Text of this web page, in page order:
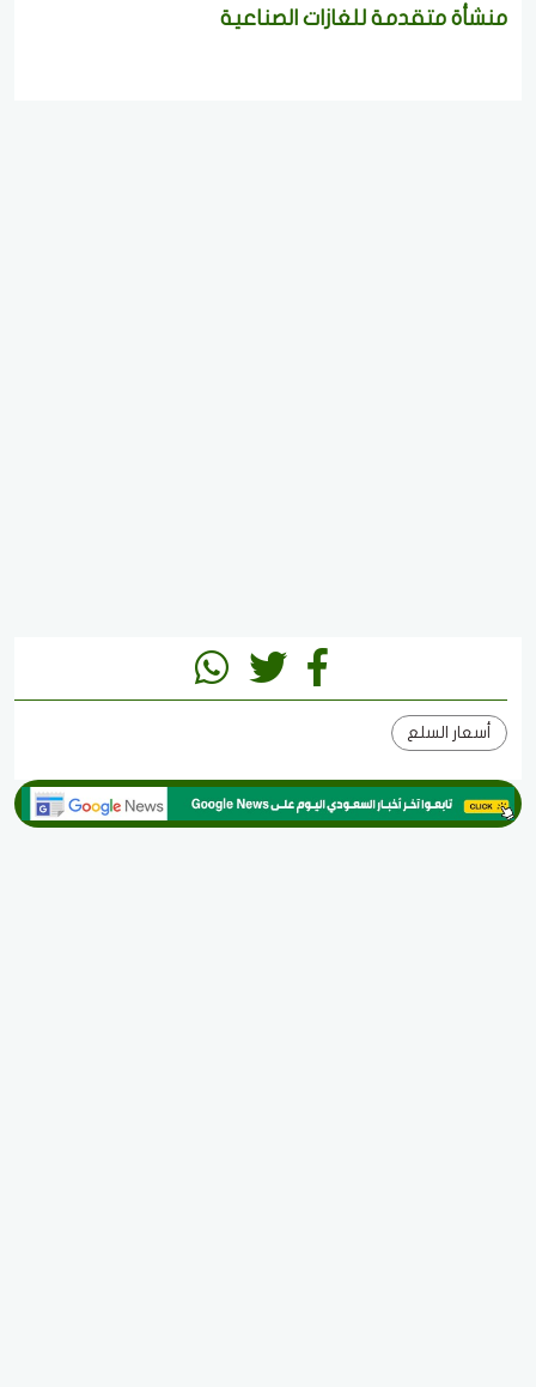
منشأة متقدمة للغازات الصناعية
أسعار السلع